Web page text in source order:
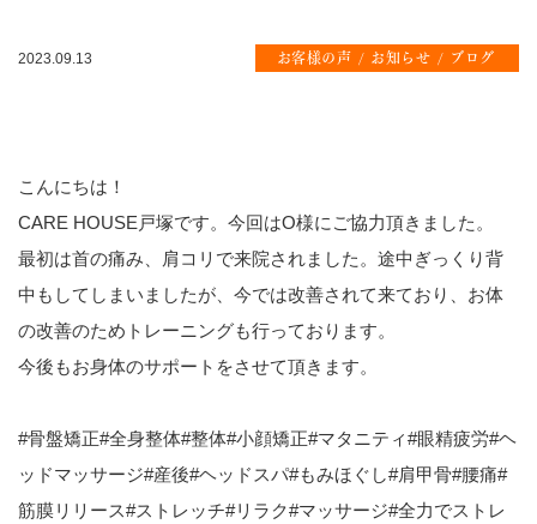
2023.09.13 お客様の声 お知らせ ブログ
こんにちは！
CARE HOUSE戸塚です。今回はO様にご協力頂きました。
最初は首の痛み、肩コリで来院されました。途中ぎっくり背
中もしてしまいましたが、今では改善されて来ており、お体
の改善のためトレーニングも行っております。
今後もお身体のサポートをさせて頂きます。
#骨盤矯正#全身整体#整体#小顔矯正#マタニティ#眼精疲労#ヘ
ッドマッサージ#産後#ヘッドスパ#もみほぐし#肩甲骨#腰痛#
筋膜リリース#ストレッチ#リラク#マッサージ#全力でストレ